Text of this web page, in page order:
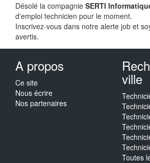
Désolé la compagnie SERTI
d'emploi technicien pour le moment.
Inscrivez-vous dans notre alerte job et
avertis.
A propos
Ce site
Nous écrire
Nos partenaires
ville
Toutes